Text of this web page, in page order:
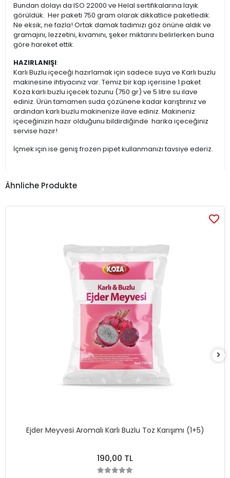
Bundan dolayı da ISO 22000 ve Helal sertifikalarına layık
görüldük. Her paketi 750 gram olarak dikkatlice paketledik.
Ne eksik, ne fazla! Ortak damak tadımızı göz önüne aldık ve
gramajını, lezzetini, kıvamını, şeker miktarını belirlerken buna
göre hareket ettik.
HAZIRLANIŞI:
Karlı Buzlu içeceği hazırlamak için sadece suya ve Karlı buzlu
makinesine ihtiyacınız var. Temiz bir kap içerisine 1 paket
Koza karlı buzlu içecek tozunu (750 gr) ve 5 litre su ilave
ediniz. Ürün tamamen suda çözünene kadar karıştırınız ve
ardından karlı buzlu makinenize ilave ediniz. Makineniz
içeceğinizin hazır olduğunu bildirdiğinde harika içeceğiniz
servise hazır!
İçmek için ise geniş frozen pipet kullanmanızı tavsiye ederiz.
Ähnliche Produkte
Ejder Meyvesi Aromalı Karlı Buzlu Toz Karışımı (1+5)
190,00 TL